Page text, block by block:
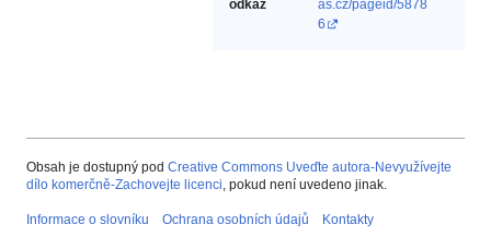
odkaz
as.cz/pageid/5878
6
Obsah je dostupný pod Creative Commons Uveďte autora-Nevyužívejte
dílo komerčně-Zachovejte licenci, pokud není uvedeno jinak.
Informace o slovníku Ochrana osobních údajů Kontakty